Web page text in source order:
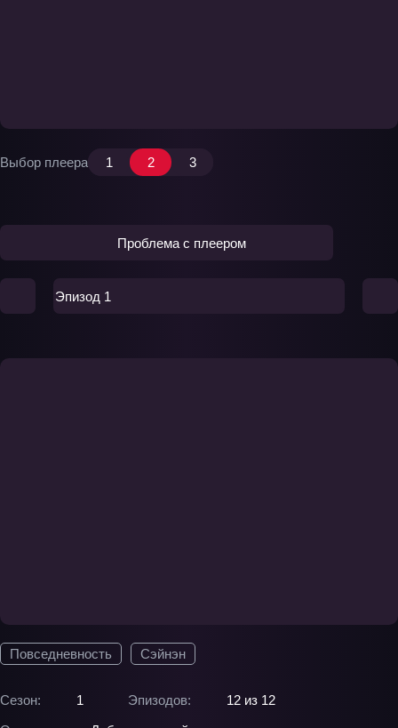
Повседневность Сэйнэн
Сезон: 1 Эпизодов:
12 из 12
Выбор плеера 1 2 3
Проблема с плеером
Эпизод 1